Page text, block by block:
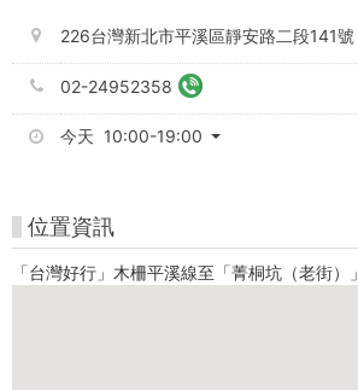
226台灣新北市平溪區靜安路二段141號
02-24952358
今天 10:00-19:00
位置資訊
「台灣好行」木柵平溪線至「菁桐坑（老街）」